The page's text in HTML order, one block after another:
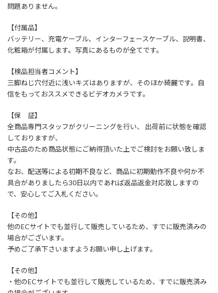
問題ありません。
【付属品】
バッテリー、充電ケーブル、インターフェースケーブル、説明書、
化粧箱が付属します。写真にあるものが全てです。
【検品担当者コメント】
三脚ねじ穴付近に浅いキズはありますが、そのほか綺麗です。自
信をもっておススメできるビデオカメラです。
【保 証】
全商品専門スタッフがクリーニングを行い、 出荷前に状態を確認
しておりますが、
中古品のため商品状態にご納得頂いた上でご検討をお願い致しま
す。
なお、配送等による初期不良など、商品に初期動作不良や何か不
具合がありましたら30日以内であれば返品返金対応致しますの
で、安心してご入札ください。
【その他】
他のECサイトでも並行して販売しているため、すでに販売済みの
場合がございます。
予めご了承下さいますようお願い申し上げます。
【その他】
・他のECサイトでも並行して販売しているため、すでに販売済み